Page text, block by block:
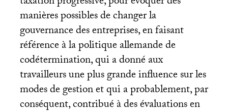
manières possibles de changer la
gouvernance des entreprises, en faisant
référence à la politique allemande de
codétermination, qui a donné aux
travailleurs une plus grande influence sur les
modes de gestion et qui a probablement, par
conséquent, contribué à des évaluations en